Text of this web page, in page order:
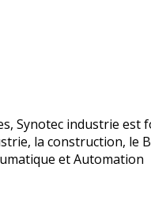
Synotec industrie
la construction, le
et Automation